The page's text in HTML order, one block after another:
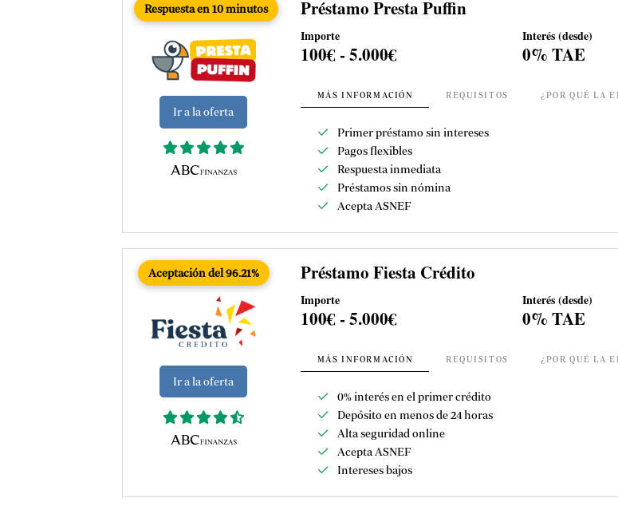
Respuesta en 10 minutos
Ir a la oferta
Préstamo Presta Puffin
Importe
100€ - 5.000€
Interés (desde)
0% TAE
MÁS INFORMACIÓN REQUISITOS ¿POR QUÉ LA
Primer préstamo sin intereses
Pagos flexibles
Respuesta inmediata
Préstamos sin nómina
Acepta ASNEF
Aceptación del 96.21%
Ir a la oferta
Préstamo Fiesta Crédito
Importe
100€ - 5.000€
Interés (desde)
0% TAE
MÁS INFORMACIÓN REQUISITOS ¿POR QUÉ LA
0% interés en el primer crédito
Depósito en menos de 24 horas
Alta seguridad online
Acepta ASNEF
Intereses bajos